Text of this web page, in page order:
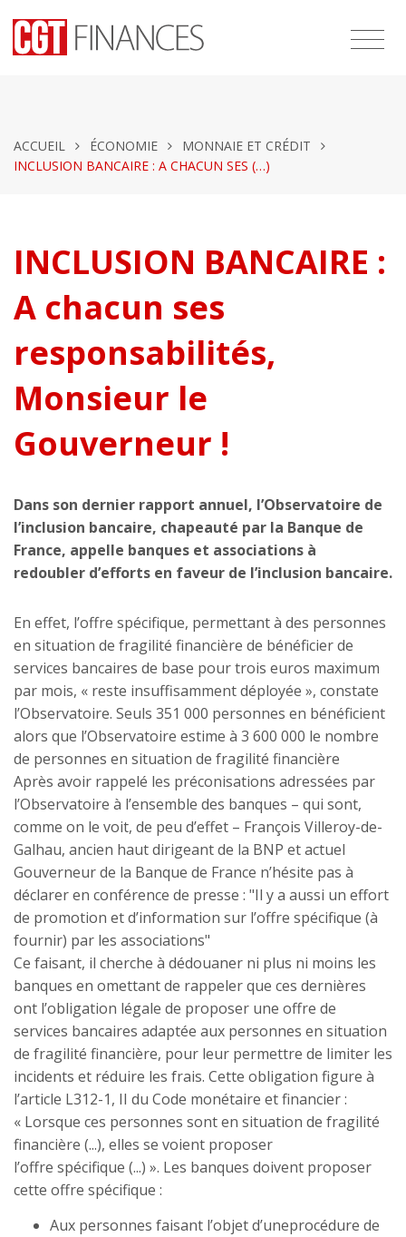
ACCUEIL ÉCONOMIE
MONNAIE ET CRÉDIT
INCLUSION BANCAIRE : A CHACUN SES (…)
INCLUSION BANCAIRE :
A chacun ses
responsabilités,
Monsieur le
Gouverneur !
Dans son dernier rapport annuel, l’Observatoire de
l’inclusion bancaire, chapeauté par la Banque de
France, appelle banques et associations à
redoubler d’efforts en faveur de l’inclusion bancaire.
En effet, l’offre spécifique, permettant à des personnes
en situation de fragilité financière de bénéficier de
services bancaires de base pour trois euros maximum
par mois, « reste insuffisamment déployée », constate
l’Observatoire. Seuls 351 000 personnes en bénéficient
alors que l’Observatoire estime à 3 600 000 le nombre
de personnes en situation de fragilité financière
Après avoir rappelé les préconisations adressées par
l’Observatoire à l’ensemble des banques – qui sont,
comme on le voit, de peu d’effet – François Villeroy-de-
Galhau, ancien haut dirigeant de la BNP et actuel
Gouverneur de la Banque de France n’hésite pas à
déclarer en conférence de presse : "Il y a aussi un effort
de promotion et d’information sur l’offre spécifique (à
fournir) par les associations"
Ce faisant, il cherche à dédouaner ni plus ni moins les
banques en omettant de rappeler que ces dernières
ont l’obligation légale de proposer une offre de
services bancaires adaptée aux personnes en situation
de fragilité financière, pour leur permettre de limiter les
incidents et réduire les frais. Cette obligation figure à
l’article L312-1, II du Code monétaire et financier :
« Lorsque ces personnes sont en situation de fragilité
financière (...), elles se voient proposer
l’offre spécifique (...) ». Les banques doivent proposer
cette offre spécifique :
Aux personnes faisant l’objet d’uneprocédure de